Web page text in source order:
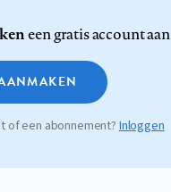
een gratis account aan
of een abonnement? Inloggen